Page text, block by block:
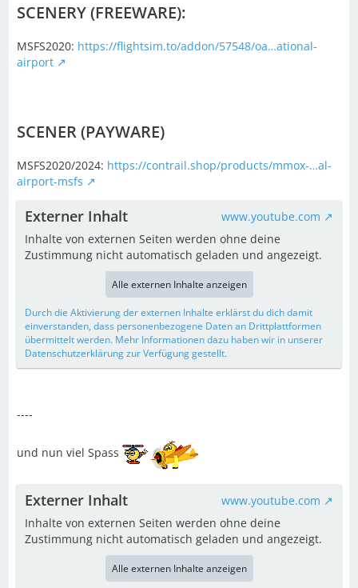
SCENERY (FREEWARE):
MSFS2020: https://flightsim.to/addon/57548/oa…ational-
airport
SCENER (PAYWARE)
MSFS2020/2024: https://contrail.shop/products/mmox-…al-
airport-msfs
Externer Inhalt
www.youtube.com
Inhalte von externen Seiten werden ohne deine
Zustimmung nicht automatisch geladen und angezeigt.
Alle externen Inhalte anzeigen
Durch die Aktivierung der externen Inhalte erklärst du dich damit
einverstanden, dass personenbezogene Daten an Drittplattformen
übermittelt werden. Mehr Informationen dazu haben wir in unserer
Datenschutzerklärung zur Verfügung gestellt.
----
und nun viel Spass
Externer Inhalt
www.youtube.com
Inhalte von externen Seiten werden ohne deine
Zustimmung nicht automatisch geladen und angezeigt.
Alle externen Inhalte anzeigen